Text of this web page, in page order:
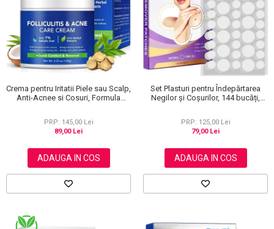
Crema pentru Iritatii Piele sau Scalp,
Anti-Acnee si Cosuri, Formula
PRP: 145,00 Lei
89,00 Lei
ADAUGA IN COS
Set Plasturi pentru Îndepărtarea
Negilor și Coșurilor, 144 bucăți,
PRP: 125,00 Lei
79,00 Lei
ADAUGA IN COS